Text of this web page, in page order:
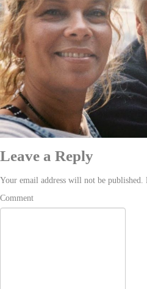
Leave a Reply
Your email address will not be published.
Comment